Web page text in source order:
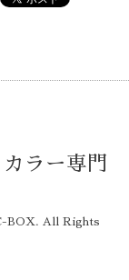
ラー専門
BOX. All Rights